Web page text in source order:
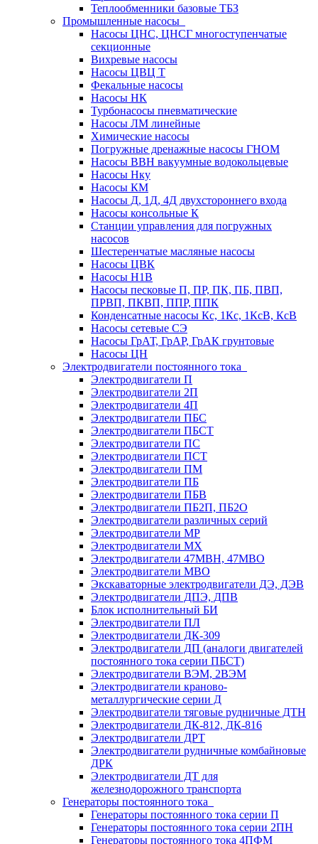
Теплообменники базовые ТБЗ
Промышленные насосы
Насосы ЦНС, ЦНСГ многоступенчатые
секционные
Вихревые насосы
Насосы ЦВЦ Т
Фекальные насосы
Насосы НК
Турбонасосы пневматические
Насосы ЛМ линейные
Химические насосы
Погружные дренажные насосы ГНОМ
Насосы ВВН вакуумные водокольцевые
Насосы Нку
Насосы КМ
Насосы Д, 1Д, 4Д двухстороннего входа
Насосы консольные К
Станции управления для погружных
насосов
Шестеренчатые масляные насосы
Насосы ЦВК
Насосы Н1В
Насосы песковые П, ПР, ПК, ПБ, ПВП,
ПРВП, ПКВП, ППР, ППК
Конденсатные насосы Кс, 1Кс, 1КсВ, КсВ
Насосы сетевые СЭ
Насосы ГрАТ, ГрАР, ГрАК грунтовые
Насосы ЦН
Электродвигатели постоянного тока
Электродвигатели П
Электродвигатели 2П
Электродвигатели 4П
Электродвигатели ПБС
Электродвигатели ПБСТ
Электродвигатели ПС
Электродвигатели ПСТ
Электродвигатели ПМ
Электродвигатели ПБ
Электродвигатели ПБВ
Электродвигатели ПБ2П, ПБ2О
Электродвигатели различных серий
Электродвигатели МР
Электродвигатели MX
Электродвигатели 47MBH, 47МВО
Электродвигатели MBO
Экскаваторные электродвигатели ДЭ, ДЭВ
Электродвигатели ДПЭ, ДПВ
Блок исполнительный БИ
Электродвигатели ПЛ
Электродвигатели ДК-309
Электродвигатели ДП (аналоги двигателей
постоянного тока серии ПБСТ)
Электродвигатели ВЭМ, 2ВЭМ
Электродвигатели краново-
металлургические серии Д
Электродвигатели тяговые рудничные ДТН
Электродвигатели ДК-812, ДК-816
Электродвигатели ДРТ
Электродвигатели рудничные комбайновые
ДРК
Электродвигатели ДТ для
железнодорожного транспорта
Генераторы постоянного тока
Генераторы постоянного тока серии П
Генераторы постоянного тока серии 2ПН
Генераторы постоянного тока 4ПФМ